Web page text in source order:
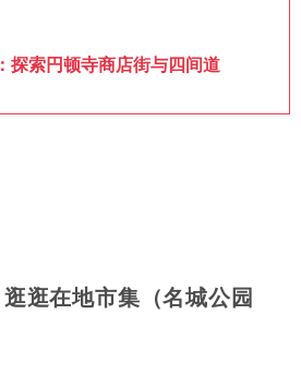
探索円顿寺商店街与四间道
逛在地市集（名城公园